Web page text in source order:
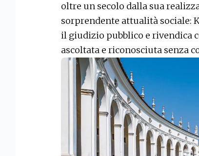
oltre un secolo dalla sua
sorprendente attualità sociale:
il giudizio pubblico e rivendica
ascoltata e riconosciuta senza